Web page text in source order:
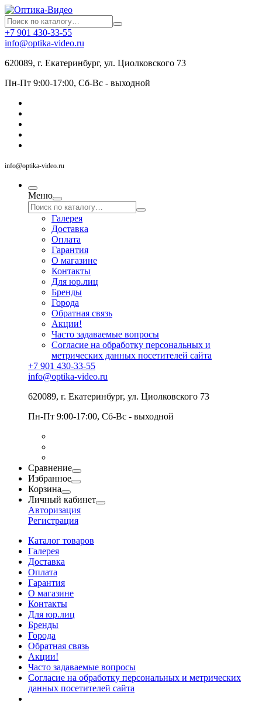
+7 901 430-33-55
info@optika-video.ru
620089, г. Екатеринбург, ул. Циолковского 73
Пн-Пт 9:00-17:00, Сб-Вс - выходной
info@optika-video.ru
Меню
Галерея
Доставка
Оплата
Гарантия
О магазине
Контакты
Для юр.лиц
Бренды
Города
Обратная связь
Акции!
Часто задаваемые вопросы
Согласие на обработку персональных и
метрических данных посетителей сайта
+7 901 430-33-55
info@optika-video.ru
620089, г. Екатеринбург, ул. Циолковского 73
Пн-Пт 9:00-17:00, Сб-Вс - выходной
Сравнение
Избранное
Корзина
Личный кабинет
Авторизация
Регистрация
Каталог товаров
Галерея
Доставка
Оплата
Гарантия
О магазине
Контакты
Для юр.лиц
Бренды
Города
Обратная связь
Акции!
Часто задаваемые вопросы
Согласие на обработку персональных и метрических
данных посетителей сайта